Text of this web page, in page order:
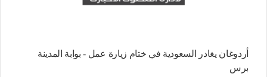
أردوغان يغادر السعودية في ختام زيارة عمل - بوابة المدينة
برس